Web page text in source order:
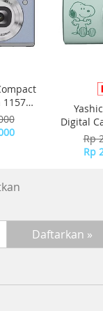
Digital
Rp
Rp